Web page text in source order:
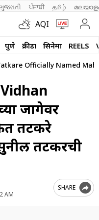
ગુજરાતી ਪੰਜਾਬੀ தமிழ்
AQI
पुणे क्रीडा सिनेमा REELS
Officially Named
जागेवर
तटकरे
तटकरेंची
AM
SHARE